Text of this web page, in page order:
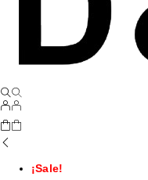
¡Sale!